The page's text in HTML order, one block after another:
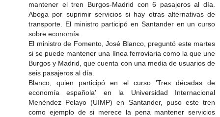
mantener el tren Burgos-Madrid con 6 pasajeros al día.
Aboga por suprimir servicios si hay otras alternativas de
transporte. El ministro participó en Santander en un curso
sobre economía
El ministro de Fomento, José Blanco, preguntó este martes
si se puede mantener una línea ferroviaria como la que une
Burgos y Madrid, que cuenta con una media de usuarios de
seis pasajeros al día.
Blanco, quien participó en el curso 'Tres décadas de
economía española' en la Universidad Internacional
Menéndez Pelayo (UIMP) en Santander, puso este tren
como ejemplo de si merece la pena mantener servicios